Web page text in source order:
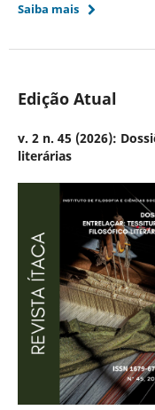
Saiba mais
Edição Atual
v. 2 n. 45 (2026):
literárias